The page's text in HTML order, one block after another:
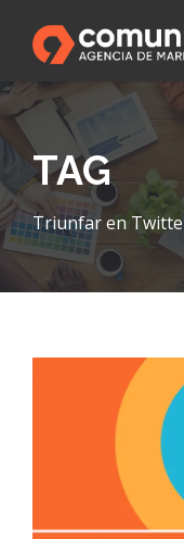
TAG
Triunfar en